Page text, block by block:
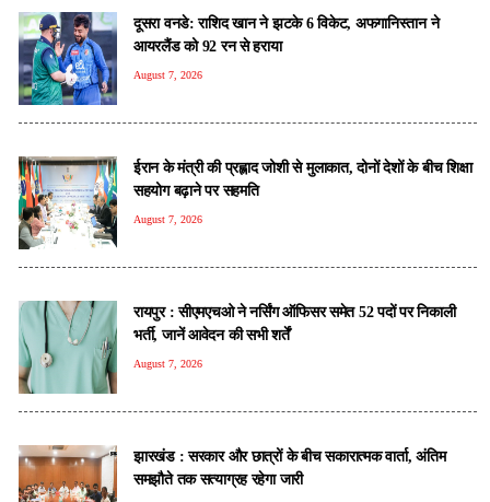
दूसरा वनडे: राशिद खान ने झटके 6 विकेट, अफगानिस्तान ने
आयरलैंड को 92 रन से हराया
August 7, 2026
ईरान के मंत्री की प्रह्लाद जोशी से मुलाकात, दोनों देशों के बीच शिक्षा
सहयोग बढ़ाने पर सहमति
August 7, 2026
रायपुर : सीएमएचओ ने नर्सिंग ऑफिसर समेत 52 पदों पर निकाली
भर्ती, जानें आवेदन की सभी शर्तें
August 7, 2026
झारखंड : सरकार और छात्रों के बीच सकारात्मक वार्ता, अंतिम
समझौते तक सत्याग्रह रहेगा जारी